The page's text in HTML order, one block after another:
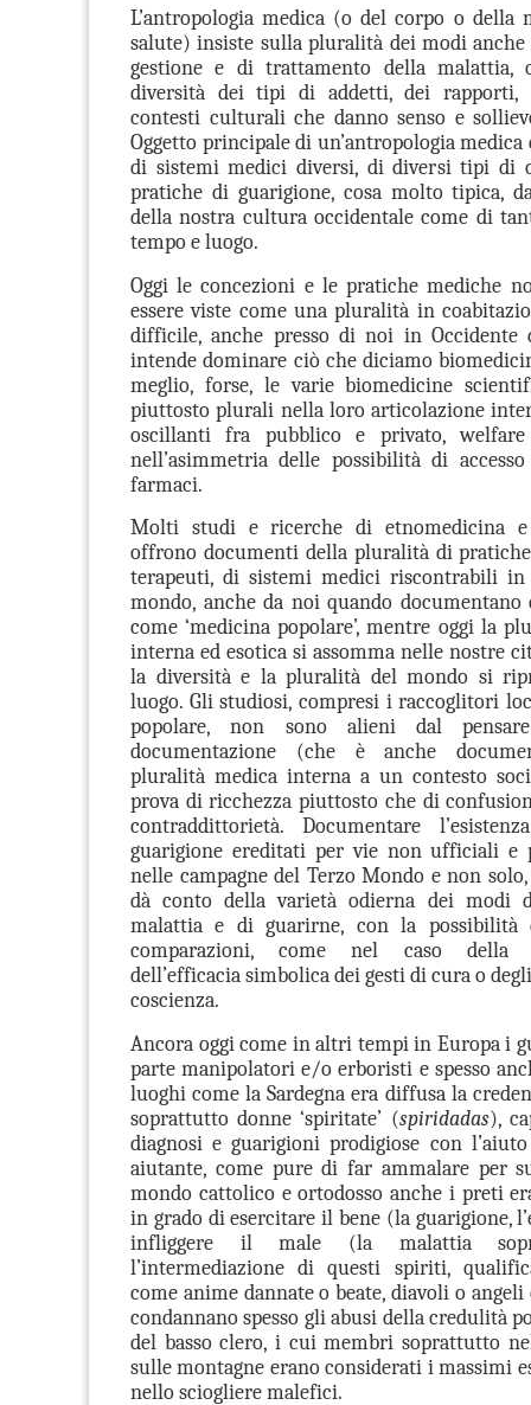
L’antropologia medica (o del corpo o della
salute) insiste sulla pluralità dei modi
gestione e di trattamento della malattia,
diversità dei tipi di addetti, dei rapporti,
contesti culturali che danno senso e
Oggetto principale di un’antropologia medica
di sistemi medici diversi, di diversi tipi di
pratiche di guarigione, cosa molto tipica,
della nostra cultura occidentale come di
tempo e luogo.
Oggi le concezioni e le pratiche mediche
essere viste come una pluralità in
difficile, anche presso di noi in Occidente
intende dominare ciò che diciamo
meglio, forse, le varie biomedicine
piuttosto plurali nella loro articolazione
oscillanti fra pubblico e privato,
nell’asimmetria delle possibilità di
farmaci.
Molti studi e ricerche di etnomedicina
offrono documenti della pluralità di
terapeuti, di sistemi medici riscontrabili
mondo, anche da noi quando
come ‘medicina popolare’, mentre oggi la
interna ed esotica si assomma nelle nostre
la diversità e la pluralità del mondo si
luogo. Gli studiosi, compresi i raccoglitori
popolare, non sono alieni dal
documentazione (che è anche
pluralità medica interna a un contesto
prova di ricchezza piuttosto che di
contraddittorietà. Documentare
guarigione ereditati per vie non ufficiali e
nelle campagne del Terzo Mondo e non
dà conto della varietà odierna dei modi
malattia e di guarirne, con la
comparazioni, come nel caso della
dell’efficacia simbolica dei gesti di cura o
coscienza.
Ancora oggi come in altri tempi in Europa i
parte manipolatori e/o erboristi e spesso
luoghi come la Sardegna era diffusa la
soprattutto donne ‘spiritate’ (spiridadas),
diagnosi e guarigioni prodigiose con
aiutante, come pure di far ammalare per
mondo cattolico e ortodosso anche i preti
in grado di esercitare il bene (la guarigione,
infliggere il male (la malattia
l’intermediazione di questi spiriti,
come anime dannate o beate, diavoli o
condannano spesso gli abusi della credulità
del basso clero, i cui membri soprattutto
sulle montagne erano considerati i massimi
nello sciogliere malefici.